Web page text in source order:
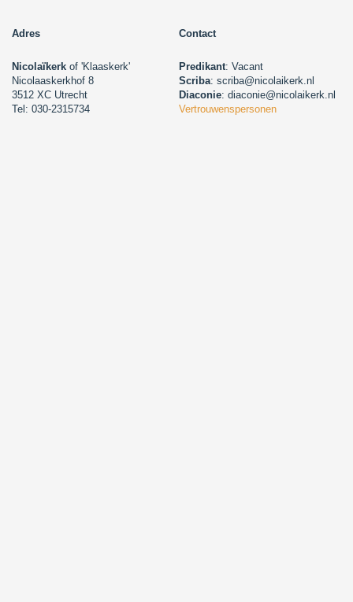
Adres Contact
Nicolaïkerk of 'Klaaskerk'
Nicolaaskerkhof 8
3512 XC Utrecht
Tel: 030-2315734
Predikant: Vacant
Scriba: scriba@nicolaikerk.nl
Diaconie: diaconie@nicolaikerk.nl
Vertrouwenspersonen